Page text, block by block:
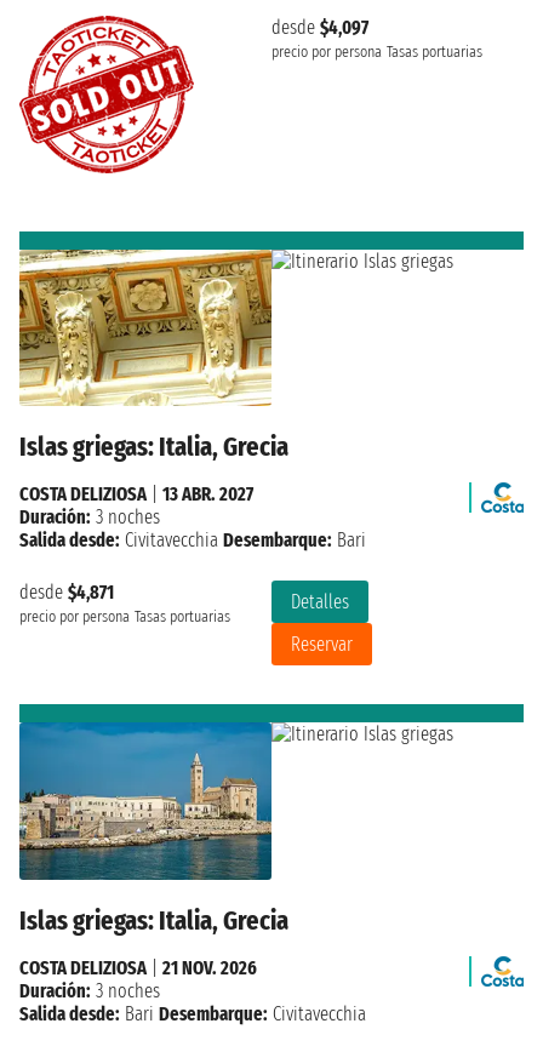
desde $4,097
precio por persona Tasas portuarias
Islas griegas: Italia, Grecia
desde $4,871
precio por persona Tasas portuarias
Detalles
Reservar
COSTA DELIZIOSA| 13 ABR. 2027
Duración: 3 noches
Salida desde: Civitavecchia Desembarque: Bari
Islas griegas: Italia, Grecia
COSTA DELIZIOSA
21 NOV. 2026
Duración: 3 noches
Salida desde: Bari Desembarque: Civitavecchia